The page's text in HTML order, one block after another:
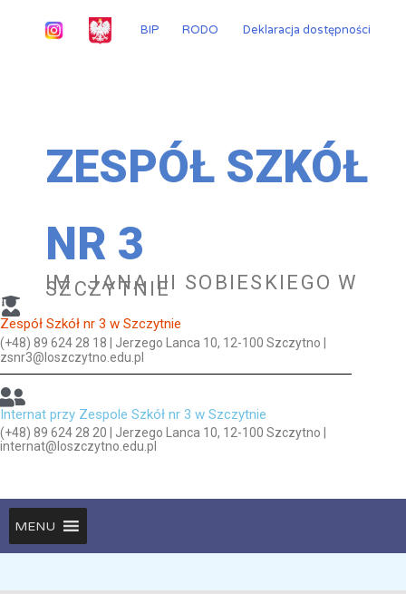
BIP RODO Deklaracja dostępności
ZESPÓŁ SZKÓŁ
NR 3
IM. JANA III SOBIESKIEGO W
SZCZYTNIE
Zespół Szkół nr 3 w Szczytnie
(+48) 89 624 28 18 | Jerzego Lanca 10, 12-100 Szczytno |
zsnr3@loszczytno.edu.pl
Internat przy Zespole Szkół nr 3 w Szczytnie
(+48) 89 624 28 20 | Jerzego Lanca 10, 12-100 Szczytno |
internat@loszczytno.edu.pl
MENU